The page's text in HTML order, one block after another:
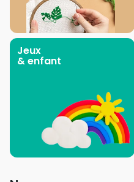
Jeux
& enfant